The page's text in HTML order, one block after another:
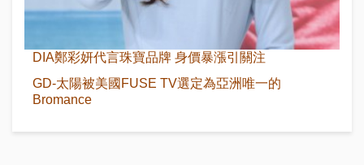
DIA鄭彩妍代言珠寶品牌 身價暴漲引關注
GD-太陽被美國FUSE TV選定為亞洲唯一的
Bromance